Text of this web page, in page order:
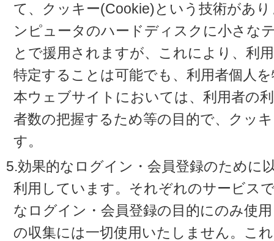
て、クッキー(Cookie)という技術があ
ンピュータのハードディスクに小さな
とで援用されますが、これにより、利
特定することは可能でも、利用者個人
本ウェブサイトにおいては、利用者の
者数の把握するため等の目的で、クッ
す。
5.効果的なログイン・会員登録のために
利用しています。それぞれのサービス
なログイン・会員登録の目的にのみ使
の収集には一切使用いたしません。こ